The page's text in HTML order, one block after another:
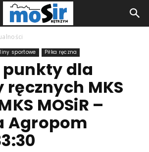
sportowe Piłka ręczna
punkty dla
ręcznych MKS
MOSiR –
Agropom